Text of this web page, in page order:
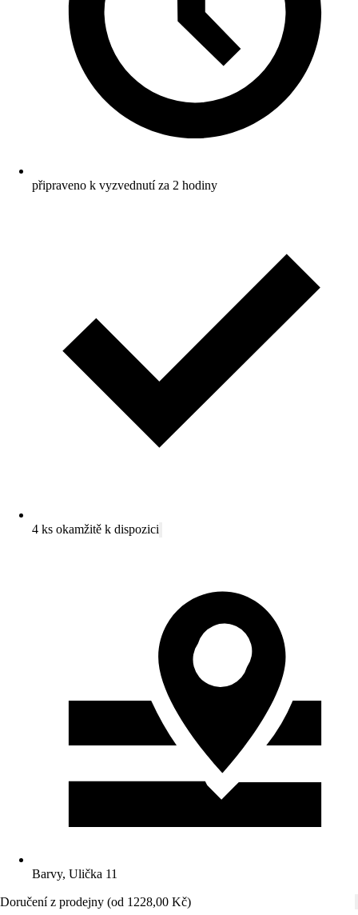
připraveno k vyzvednutí za 2 hodiny
4 ks okamžitě k dispozici
Barvy, Ulička 11
Doručení z prodejny (od 1228,00 Kč)